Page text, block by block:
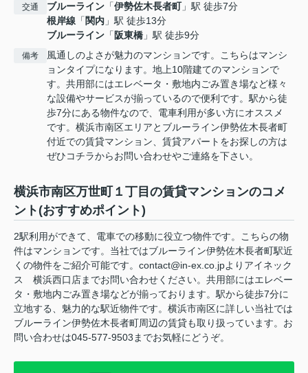
交通 ブルーライン 「伊勢佐木長者町」駅 徒歩7分
根岸線 「 関内 」駅 徒歩13分
ブルーライン 「 阪東橋 」駅 徒歩9分
備考
風通しのよさが魅力のマンションです。こちらはマンシ
ョンタイプになります。地上10階建てのマンションで
す。共用部にはエレベータ・敷地内ごみ置き場など様々
な設備やサービスが揃っているので便利です。駅から徒
歩7分にある物件なので、電車利用が多い方にオススメ
です。横浜市南区エリアとブルーライン伊勢佐木長者町
付近での賃貸マンション、賃貸アパートをお探しの方は
ぜひコチラからお問い合わせやご連絡を下さい。
横浜市南区万世町１丁目の賃貸マンションのコメ
ント(おすすめポイント)
2駅利用ができて、電車での移動に役立つ物件です。こちらの物
件はマンションです。当社ではブルーライン伊勢佐木長者町駅近
くの物件をご紹介可能です。contact@in-ex.co.jpよりアイネック
ス 横浜西口店までお問い合わせください。共用部にはエレベー
タ・敷地内ごみ置き場などが揃っております。駅から徒歩7分に
立地する、魅力的な駅近物件です。横浜市南区に詳しい当社では
ブルーライン伊勢佐木長者町周辺の賃貸も取り扱っています。お
問い合わせは045-577-9503までお気軽にどうぞ。